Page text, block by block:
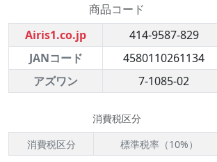
商品コード
Airis1.co.jp
414-9587-829
JANコード
4580110261134
アズワン
7-1085-02
消費税区分
消費税区分
標準税率（10%）